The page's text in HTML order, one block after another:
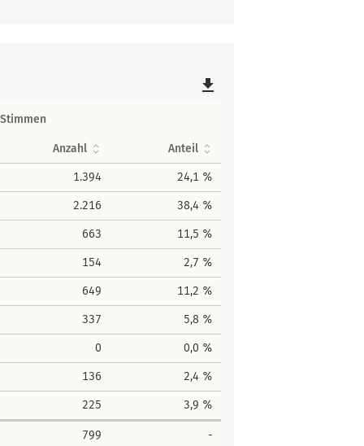
file_download
Stimmen
Anzahl Anteil
1.394 24,1 %
2.216 38,4 %
663 11,5 %
154 2,7 %
649 11,2 %
337 5,8 %
0 0,0 %
136 2,4 %
225 3,9 %
799 -